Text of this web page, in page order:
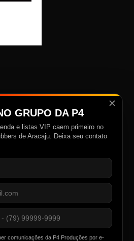
>
✕
GRUPO DA P4
e listas VIP caem primeiro no
de Aracaju. Deixa seu contato
comunicações da P4 Produções por e-